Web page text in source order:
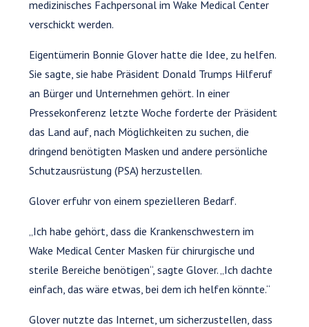
medizinisches Fachpersonal im Wake Medical Center
verschickt werden.
Eigentümerin Bonnie Glover hatte die Idee, zu helfen.
Sie sagte, sie habe Präsident Donald Trumps Hilferuf
an Bürger und Unternehmen gehört. In einer
Pressekonferenz letzte Woche forderte der Präsident
das Land auf, nach Möglichkeiten zu suchen, die
dringend benötigten Masken und andere persönliche
Schutzausrüstung (PSA) herzustellen.
Glover erfuhr von einem spezielleren Bedarf.
„Ich habe gehört, dass die Krankenschwestern im
Wake Medical Center Masken für chirurgische und
sterile Bereiche benötigen“, sagte Glover. „Ich dachte
einfach, das wäre etwas, bei dem ich helfen könnte.“
Glover nutzte das Internet, um sicherzustellen, dass